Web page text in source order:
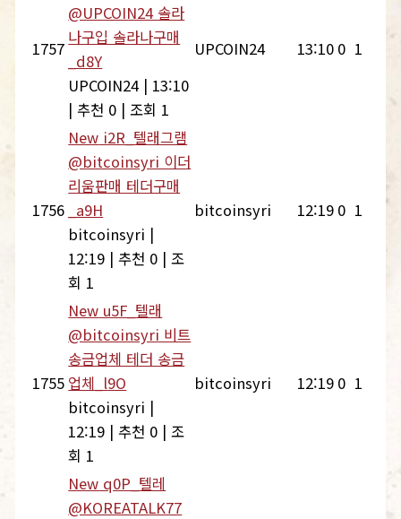
1757
@UPCOIN24 솔라
나구입 솔라나구매
_d8Y
UPCOIN24 | 13:10
| 추천 0 | 조회 1
UPCOIN24 13:10 0 1
1756
New i2R_텔래그램
@bitcoinsyri 이더
리움판매 테더구매
_a9H
bitcoinsyri |
12:19 | 추천 0 | 조
회 1
bitcoinsyri 12:19 0 1
1755
New u5F_텔래
@bitcoinsyri 비트
송금업체 테더 송금
업체_l9O
bitcoinsyri |
12:19 | 추천 0 | 조
회 1
bitcoinsyri 12:19 0 1
New q0P_텔레
@KOREATALK77